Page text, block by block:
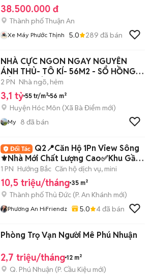
38.500.000 đ
Thành phố Thuận An
Xe Máy Phước Thịnh 5.0 289 đã bán
NHÀ CỰC NGON NGAY NGUYỄN
ÁNH THỦ- TÔ KÍ- 56M2 - SỔ HỒNG
RIÊNG- CHỈ 3,1
2 PN Nhà ngõ, hẻm
3,1 tỷ 55 tr/m² 56 m²
Huyện Hóc Môn (Xã Bà Điểm mới)
My 8 đã bán
Q2📍Căn Hộ 1Pn View Sông
⚜️Nhà Mới Chất Lượng Cao✅Khu Gần
Cầu Sài Gòn
1 PN Hướng Bắc Căn hộ dịch vụ, mini
10,5 triệu/tháng 35 m²
Thành phố Thủ Đức (P. An Khánh mới)
Phương An HiFriendz 5.0 4đã bán
Phòng Trọ Vạn Người Mê Phú Nhuận
2,7 triệu/tháng 12 m²
Q. Phú Nhuận (P. Cầu Kiệu mới)